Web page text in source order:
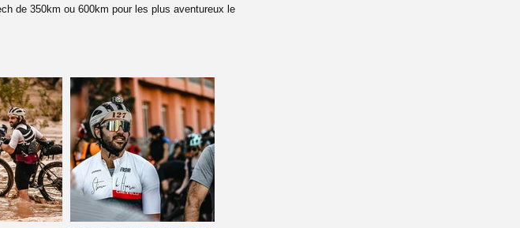
de 350km ou 600km pour les plus aventureux le